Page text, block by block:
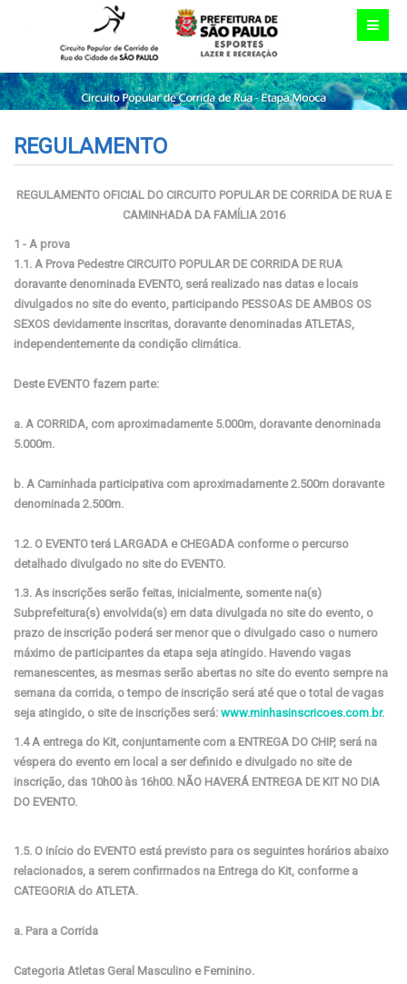
REGULAMENTO
REGULAMENTO OFICIAL DO CIRCUITO POPULAR DE CORRIDA DE RUA E
CAMINHADA DA FAMÍLIA 2016
1 - A prova
1.1. A Prova Pedestre CIRCUITO POPULAR DE CORRIDA DE RUA
doravante denominada EVENTO, será realizado nas datas e locais
divulgados no site do evento, participando PESSOAS DE AMBOS OS
SEXOS devidamente inscritas, doravante denominadas ATLETAS,
independentemente da condição climática.
Deste EVENTO fazem parte:
a. A CORRIDA, com aproximadamente 5.000m, doravante denominada
5.000m.
b. A Caminhada participativa com aproximadamente 2.500m doravante
denominada 2.500m.
1.2. O EVENTO terá LARGADA e CHEGADA conforme o percurso
detalhado divulgado no site do EVENTO.
1.3. As inscrições serão feitas, inicialmente, somente na(s)
Subprefeitura(s) envolvida(s) em data divulgada no site do evento, o
prazo de inscrição poderá ser menor que o divulgado caso o numero
máximo de participantes da etapa seja atingido. Havendo vagas
remanescentes, as mesmas serão abertas no site do evento sempre na
semana da corrida, o tempo de inscrição será até que o total de vagas
seja atingido, o site de inscrições será: www.minhasinscricoes.com.br.
1.4 A entrega do Kit, conjuntamente com a ENTREGA DO CHIP, será na
véspera do evento em local a ser definido e divulgado no site de
inscrição, das 10h00 às 16h00. NÃO HAVERÁ ENTREGA DE KIT NO DIA
DO EVENTO.
1.5. O início do EVENTO está previsto para os seguintes horários abaixo
relacionados, a serem confirmados na Entrega do Kit, conforme a
CATEGORIA do ATLETA.
a. Para a Corrida
Categoria Atletas Geral Masculino e Feminino.